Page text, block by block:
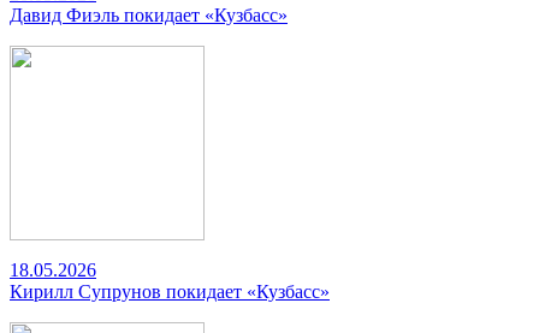
Давид Фиэль покидает «Кузбасс»
18.05.2026
Кирилл Супрунов покидает «Кузбасс»